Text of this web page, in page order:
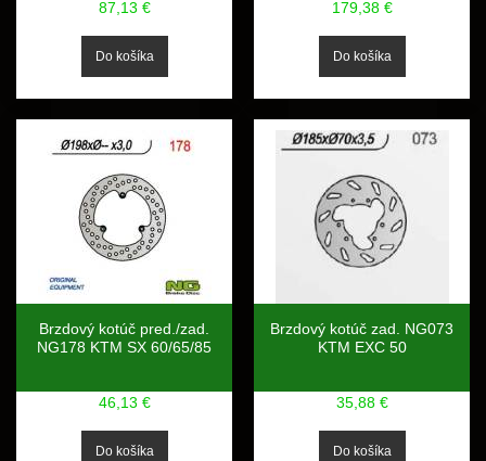
87,13 € 179,38 €
Brzdový kotúč pred./zad.
NG178 KTM SX 60/65/85
46,13 €
Brzdový kotúč zad. NG073
KTM EXC 50
35,88 €